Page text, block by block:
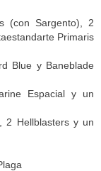
(con Sargento), 2
Primaris
Blue y Baneblade
Espacial y un
2 Hellblasters y un